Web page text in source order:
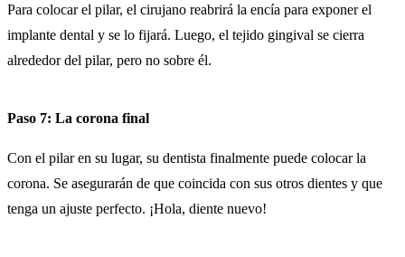
Para colocar el pilar, el cirujano reabrirá la encía para exponer el
implante dental y se lo fijará. Luego, el tejido gingival se cierra
alrededor del pilar, pero no sobre él.
Paso 7: La corona final
Con el pilar en su lugar, su dentista finalmente puede colocar la
corona. Se asegurarán de que coincida con sus otros dientes y que
tenga un ajuste perfecto. ¡Hola, diente nuevo!